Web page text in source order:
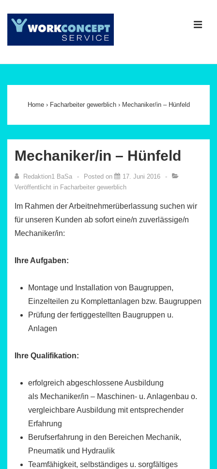
Zum
Inhalt
Navigation
Home › Facharbeiter gewerblich › Mechaniker/in – Hünfeld
Mechaniker/in – Hünfeld
Redaktion1 BaSa Posted on
17. Juni 2016
Veröffentlicht in Facharbeiter gewerblich
Im Rahmen der Arbeitnehmerüberlassung suchen wir
für unseren Kunden ab sofort eine/n zuverlässige/n
Mechaniker/in:
Ihre Aufgaben:
Montage und Installation von Baugruppen,
Einzelteilen zu Komplettanlagen bzw. Baugruppen
Prüfung der fertiggestellten Baugruppen u.
Anlagen
Ihre Qualifikation:
erfolgreich abgeschlossene Ausbildung
als Mechaniker/in – Maschinen- u. Anlagenbau o.
vergleichbare Ausbildung mit entsprechender
Erfahrung
Berufserfahrung in den Bereichen Mechanik,
Pneumatik und Hydraulik
Teamfähigkeit, selbständiges u. sorgfältiges